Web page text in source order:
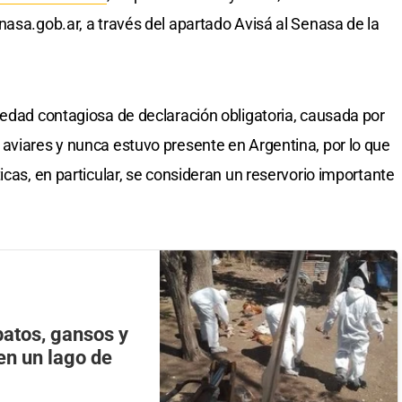
, a través del apartado Avisá al Senasa de la
contagiosa de declaración obligatoria, causada por
y nunca estuvo presente en Argentina, por lo que
en particular, se consideran un reservorio importante
gansos y
un lago de